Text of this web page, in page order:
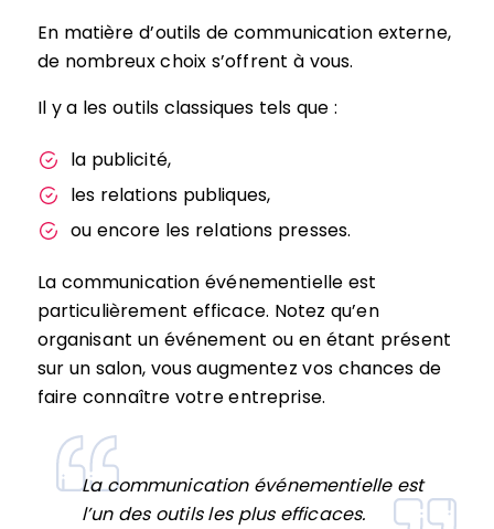
En matière d’outils de communication externe,
de nombreux choix s’offrent à vous.
Il y a les outils classiques tels que :
la publicité,
les relations publiques,
ou encore les relations presses.
La communication événementielle est
particulièrement efficace. Notez qu’en
organisant un événement ou en étant présent
sur un salon, vous augmentez vos chances de
faire connaître votre entreprise.
La communication événementielle est
l’un des outils les plus efficaces.